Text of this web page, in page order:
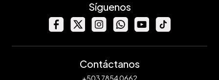
Síguenos
Contáctanos
+503 7854 0662